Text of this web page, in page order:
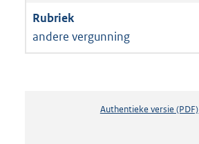
andere vergunning
Authentieke versie (PDF)b